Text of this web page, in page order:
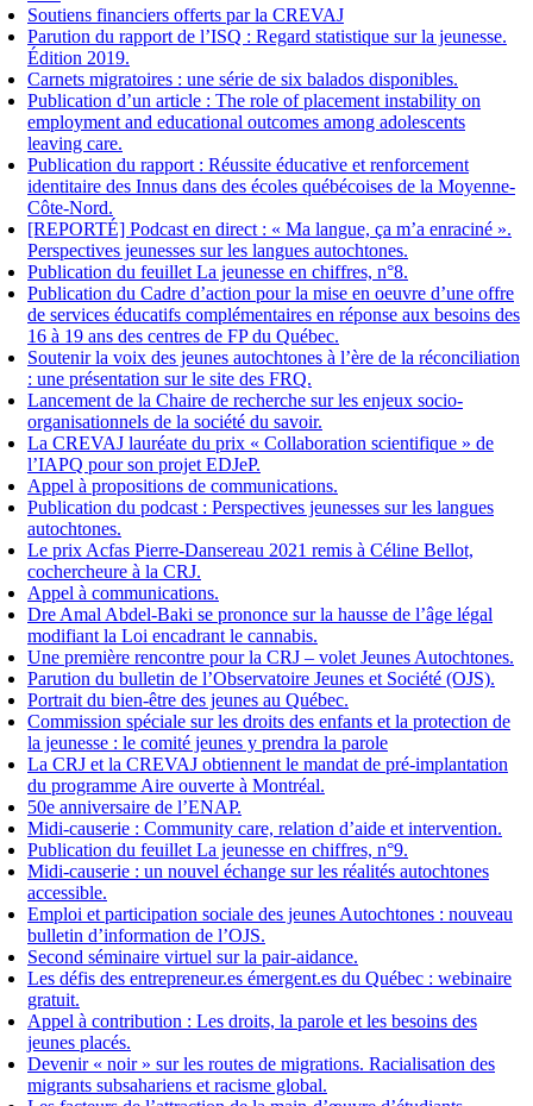
Soutiens financiers offerts par la CREVAJ
Parution du rapport de l’ISQ : Regard statistique sur la jeunesse.
Édition 2019.
Carnets migratoires : une série de six balados disponibles.
Publication d’un article : The role of placement instability on
employment and educational outcomes among adolescents
leaving care.
Publication du rapport : Réussite éducative et renforcement
identitaire des Innus dans des écoles québécoises de la Moyenne-
Côte-Nord.
[REPORTÉ] Podcast en direct : « Ma langue, ça m’a enraciné ».
Perspectives jeunesses sur les langues autochtones.
Publication du feuillet La jeunesse en chiffres, n°8.
Publication du Cadre d’action pour la mise en oeuvre d’une offre
de services éducatifs complémentaires en réponse aux besoins des
16 à 19 ans des centres de FP du Québec.
Soutenir la voix des jeunes autochtones à l’ère de la réconciliation
: une présentation sur le site des FRQ.
Lancement de la Chaire de recherche sur les enjeux socio-
organisationnels de la société du savoir.
La CREVAJ lauréate du prix « Collaboration scientifique » de
l’IAPQ pour son projet EDJeP.
Appel à propositions de communications.
Publication du podcast : Perspectives jeunesses sur les langues
autochtones.
Le prix Acfas Pierre-Dansereau 2021 remis à Céline Bellot,
cochercheure à la CRJ.
Appel à communications.
Dre Amal Abdel-Baki se prononce sur la hausse de l’âge légal
modifiant la Loi encadrant le cannabis.
Une première rencontre pour la CRJ – volet Jeunes Autochtones.
Parution du bulletin de l’Observatoire Jeunes et Société (OJS).
Portrait du bien-être des jeunes au Québec.
Commission spéciale sur les droits des enfants et la protection de
la jeunesse : le comité jeunes y prendra la parole
La CRJ et la CREVAJ obtiennent le mandat de pré-implantation
du programme Aire ouverte à Montréal.
50e anniversaire de l’ENAP.
Midi-causerie : Community care, relation d’aide et intervention.
Publication du feuillet La jeunesse en chiffres, n°9.
Midi-causerie : un nouvel échange sur les réalités autochtones
accessible.
Emploi et participation sociale des jeunes Autochtones : nouveau
bulletin d’information de l’OJS.
Second séminaire virtuel sur la pair-aidance.
Les défis des entrepreneur.es émergent.es du Québec : webinaire
gratuit.
Appel à contribution : Les droits, la parole et les besoins des
jeunes placés.
Devenir « noir » sur les routes de migrations. Racialisation des
migrants subsahariens et racisme global.